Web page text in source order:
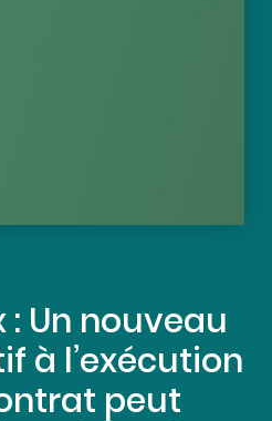
Un nouveau
à l’exécution
peut